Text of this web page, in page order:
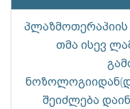
თმა ისევ
შეიძლება